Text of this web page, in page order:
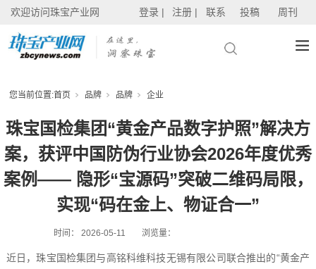
欢迎访问珠宝产业网 登录 | 注册 | 联系 投稿 周刊
您当前位置:首页 品牌 品牌 企业
珠宝国检集团“黄金产品数字护照”解决方
案，获评中国防伪行业协会2026年度优秀
案例—— 隐形“宝源码”突破二维码局限，
实现“码在金上、物证合一”
时间： 2026-05-11 浏览量：
近日，珠宝国检集团与高铭科维科技无锡有限公司联合推出的“黄金产